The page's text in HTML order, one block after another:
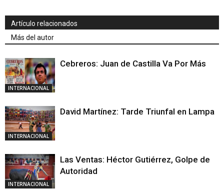
Artículo relacionados
Más del autor
INTERNACIONAL
Cebreros: Juan de Castilla Va Por Más
INTERNACIONAL
David Martínez: Tarde Triunfal en Lampa
INTERNACIONAL
Las Ventas: Héctor Gutiérrez, Golpe de
Autoridad